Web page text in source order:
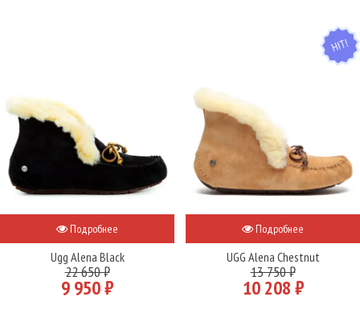
Подробнее
Ugg Alena Black
22 650 ₽
9 950 ₽
HIT
Подробнее
UGG Alena Chestnut
13 750 ₽
10 208 ₽